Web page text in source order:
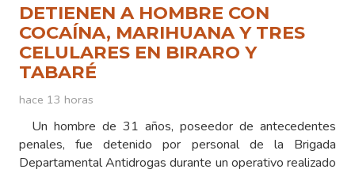
DETIENEN A HOMBRE CON
COCAÍNA, MARIHUANA Y TRES
CELULARES EN BIRARO Y
TABARÉ
hace 13 horas
Un hombre de 31 años, poseedor de antecedentes
penales, fue detenido por personal de la Brigada
Departamental Antidrogas durante un operativo realizado